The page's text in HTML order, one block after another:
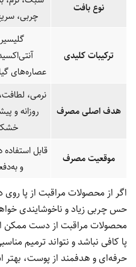
نوع بافت
چربی،
ترکیبات کلیدی
عصاره‌های
هدف اصلی مصرف
نرمی،
روزانه و
موقعیت مصرف
قابل
و
اگر از محصولات مراقبت از پا
حس چربی زیاد و ناخوشایندی
محصولات مراقبت از دست ممکن
پا کافی نباشد و نتواند ترمیم
حرفه‌ای و هدفمند از پوست،